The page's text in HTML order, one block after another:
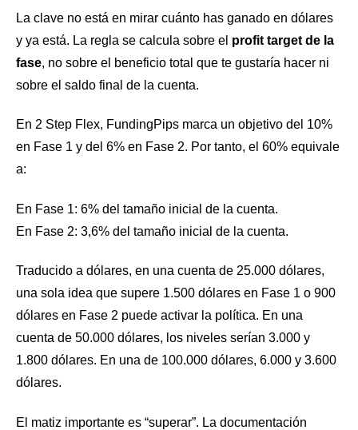
La clave no está en mirar cuánto has ganado en dólares
y ya está. La regla se calcula sobre el profit target de la
fase, no sobre el beneficio total que te gustaría hacer ni
sobre el saldo final de la cuenta.
En 2 Step Flex, FundingPips marca un objetivo del 10%
en Fase 1 y del 6% en Fase 2. Por tanto, el 60% equivale
a:
En Fase 1: 6% del tamaño inicial de la cuenta.
En Fase 2: 3,6% del tamaño inicial de la cuenta.
Traducido a dólares, en una cuenta de 25.000 dólares,
una sola idea que supere 1.500 dólares en Fase 1 o 900
dólares en Fase 2 puede activar la política. En una
cuenta de 50.000 dólares, los niveles serían 3.000 y
1.800 dólares. En una de 100.000 dólares, 6.000 y 3.600
dólares.
El matiz importante es “superar”. La documentación